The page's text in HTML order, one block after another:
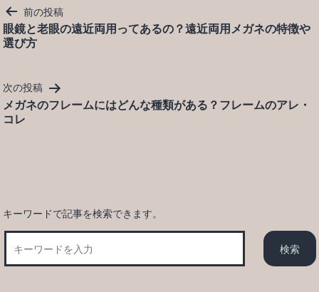
投
稿
ナ
ゲ
ー
シ
ョ
前の投稿
眼鏡と老眼の遠近両用ってあるの？遠近両用メガネの特徴や
選び方
次の投稿
メガネのフレームにはどんな種類がある？フレームのアレ・
コレ
キーワードで記事を検索できます。